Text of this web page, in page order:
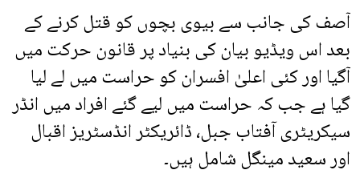
آصف کی جانب سے بیوی بچوں کو قتل کرنے کے
بعد اس ویڈیو بیان کی بنیاد پر قانون حرکت میں
آگیا اور کئی اعلیٰ افسران کو حراست میں لے لیا
گیا ہے جب کہ حراست میں لیے گئے افراد میں انڈر
سیکریٹری آفتاب جبل، ڈائریکٹر انڈسٹریز اقبال
اور سعید مینگل شامل ہیں۔